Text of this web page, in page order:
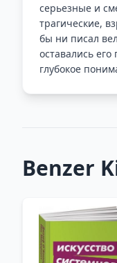
серьезные и
трагические,
бы ни писал
оставались его
глубокое
Benzer